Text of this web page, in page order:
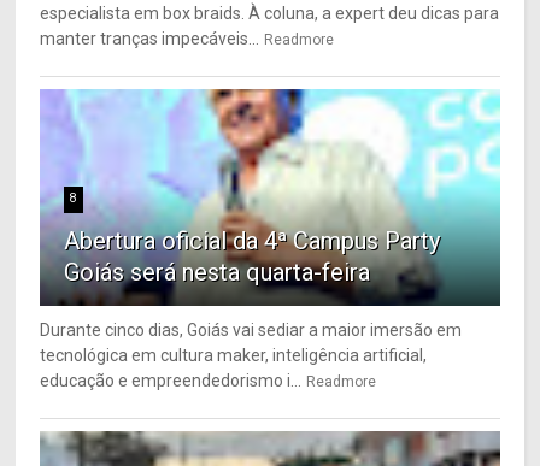
especialista em box braids. À coluna, a expert deu dicas para
manter tranças impecáveis... Readmore
8
Abertura oficial da 4ª Campus Party
Goiás será nesta quarta-feira
Durante cinco dias, Goiás vai sediar a maior imersão em
tecnológica em cultura maker, inteligência artificial,
educação e empreendedorismo i... Readmore